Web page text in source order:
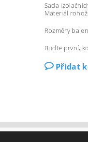
Sada
Materiál
Rozměry
Buďte první,
Přidat